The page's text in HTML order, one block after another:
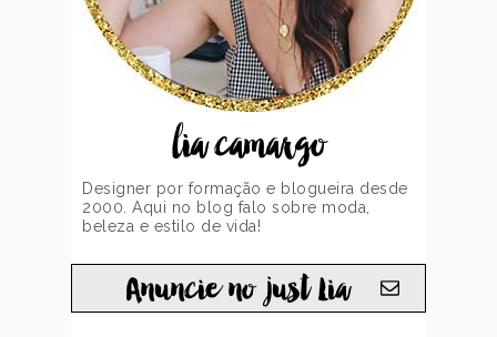
lia camargo
Designer por formação e blogueira desde
2000. Aqui no blog falo sobre moda,
beleza e estilo de vida!
Anuncie no just Lia